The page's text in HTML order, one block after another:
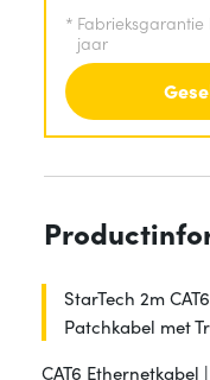
*
jaar
StarTech 2m
Patchkabel met
CAT6 Ethernetkabel